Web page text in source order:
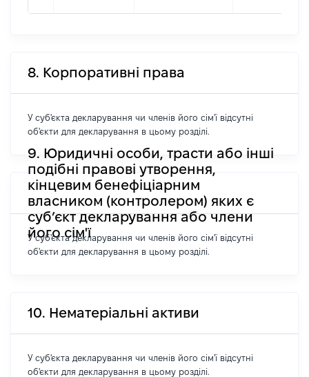
8. Корпоративні права
У суб'єкта декларування чи членів його сім'ї відсутні
об'єкти для декларування в цьому розділі.
9. Юридичні особи, трасти або інші
подібні правові утворення,
кінцевим бенефіціарним
власником (контролером) яких є
суб’єкт декларування або члени
його сім'ї
У суб'єкта декларування чи членів його сім'ї відсутні
об'єкти для декларування в цьому розділі.
10. Нематеріальні активи
У суб'єкта декларування чи членів його сім'ї відсутні
об'єкти для декларування в цьому розділі.